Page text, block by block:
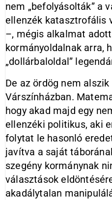
nem „befolyásolták” a
ellenzék katasztrofális
–, mégis alkalmat
kormányoldalnak arra,
„dollárbaloldal”
De az ördög nem
Várszínházban.
hogy akad majd egy
ellenzéki politikus, aki
folytat le hasonló
javítva a saját
szegény kormánynak
választások
akadálytalan